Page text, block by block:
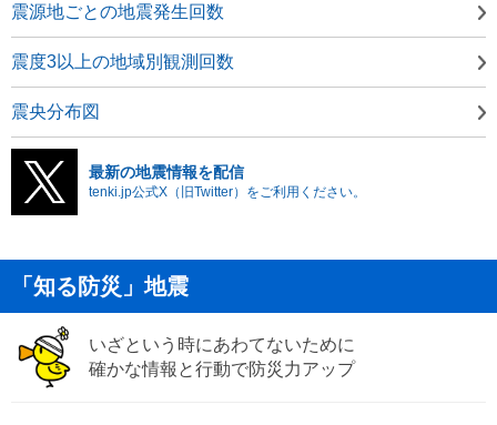
震源地ごとの地震発生回数
震度3以上の地域別観測回数
震央分布図
最新の地震情報を配信
tenki.jp公式X（旧Twitter）をご利用ください。
「知る防災」地震
いざという時にあわてないために
確かな情報と行動で防災力アップ